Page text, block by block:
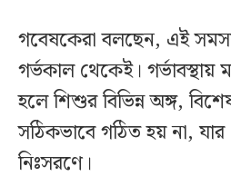
গবেষকেরা বলছেন, এই
গর্ভকাল থেকেই। গর্ভাবস্থায়
হলে শিশুর বিভিন্ন অঙ্গ,
সঠিকভাবে গঠিত হয় না,
নিঃসরণে।